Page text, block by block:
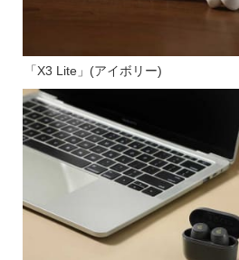
「X3 Lite」(アイボリー)